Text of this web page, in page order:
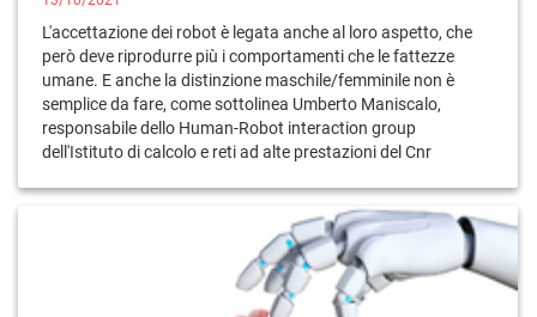
L'accettazione dei robot è legata anche al loro aspetto, che
però deve riprodurre più i comportamenti che le fattezze
umane. E anche la distinzione maschile/femminile non è
semplice da fare, come sottolinea Umberto Maniscalo,
responsabile dello Human-Robot interaction group
dell'Istituto di calcolo e reti ad alte prestazioni del Cnr